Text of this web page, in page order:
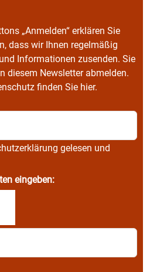
„Anmelden“ erklären Sie
dass wir Ihnen regelmäßig
Informationen zusenden. Sie
diesem Newsletter abmelden.
finden Sie hier.
gelesen und
eingeben: